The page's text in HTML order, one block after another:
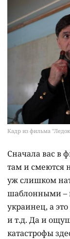
Кадр из фильма
Сначала вас в
там и смеются
уж слишком
шаблонными –
украинец, а
и т.д. Да и
катастрофы